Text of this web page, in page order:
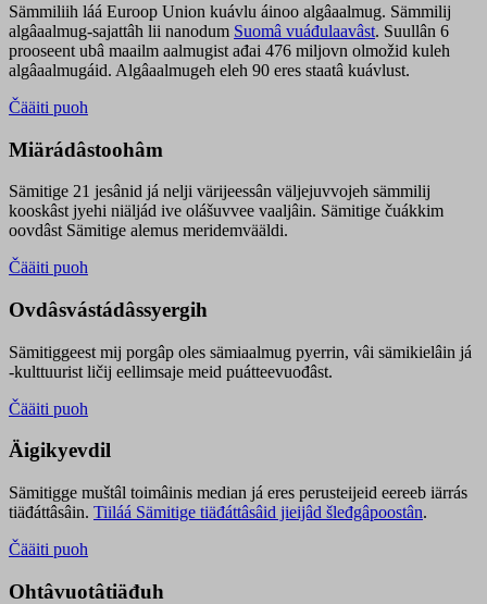
Sämmiliih láá Euroop Union kuávlu áinoo algâaalmug. Sämmilij
algâaalmug-sajattâh lii nanodum Suomâ vuáđulaavâst. Suullân 6
prooseent ubâ maailm aalmugist ađai 476 miljovn olmožid kuleh
algâaalmugáid. Algâaalmugeh eleh 90 eres staatâ kuávlust.
Čääiti puoh
Miärádâstoohâm
Sämitige 21 jesânid já nelji värijeessân väljejuvvojeh sämmilij
kooskâst jyehi niäljád ive olášuvvee vaaljâin. Sämitige čuákkim
oovdâst Sämitige alemus meridemvääldi.
Čääiti puoh
Ovdâsvástádâssyergih
Sämitiggeest mij porgâp oles sämiaalmug pyerrin, vâi sämikielâin já
-kulttuurist ličij eellimsaje meid puátteevuođâst.
Čääiti puoh
Äigikyevdil
Sämitigge muštâl toimâinis median já eres perusteijeid eereeb iärrás
tiäđáttâsâin. Tiiláá Sämitige tiäđáttâsâid jieijâd šleđgâpoostân.
Čääiti puoh
Ohtâvuotâtiäđuh